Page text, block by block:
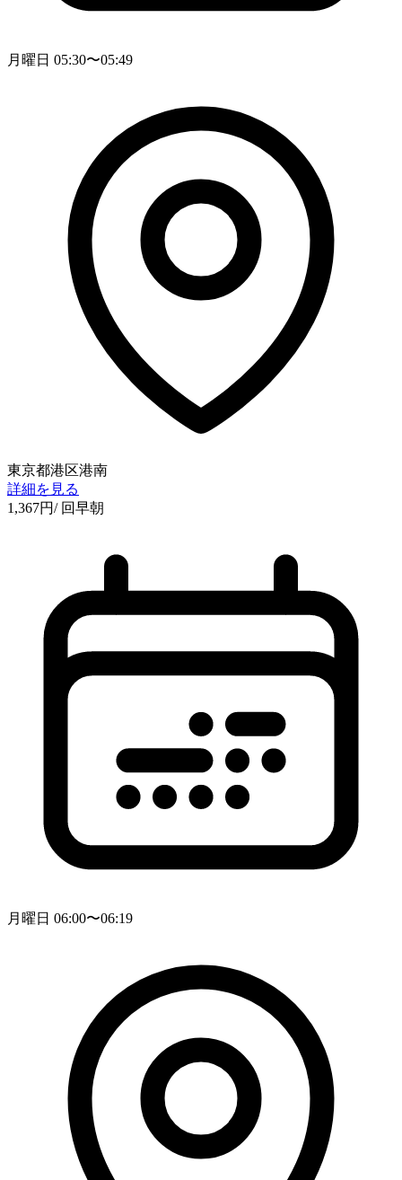
月曜日 05:30〜05:49
東京都港区港南
詳細を見る
1,367円/ 回早朝
月曜日 06:00〜06:19